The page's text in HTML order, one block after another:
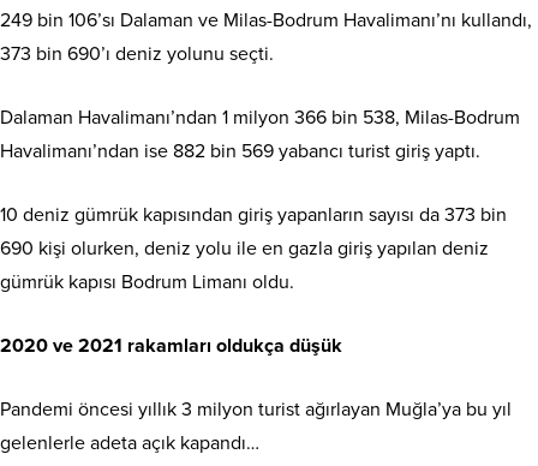
249 bin 106’sı Dalaman ve Milas-Bodrum Havalimanı’nı kullandı,
373 bin 690’ı deniz yolunu seçti.
Dalaman Havalimanı’ndan 1 milyon 366 bin 538, Milas-Bodrum
Havalimanı’ndan ise 882 bin 569 yabancı turist giriş yaptı.
10 deniz gümrük kapısından giriş yapanların sayısı da 373 bin
690 kişi olurken, deniz yolu ile en gazla giriş yapılan deniz
gümrük kapısı Bodrum Limanı oldu.
2020 ve 2021 rakamları oldukça düşük
Pandemi öncesi yıllık 3 milyon turist ağırlayan Muğla’ya bu yıl
gelenlerle adeta açık kapandı…